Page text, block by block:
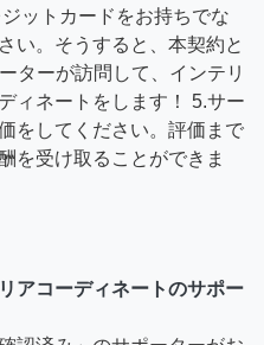
ットカードをお持ちでな
い。そうすると、本契約と
ターが訪問して、インテリ
ィネートをします！ 5.サー
をしてください。評価まで
を受け取ることができま
アコーディネートのサポー